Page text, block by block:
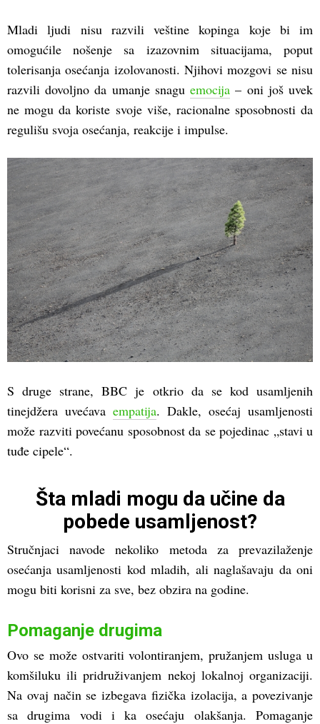
Mladi ljudi nisu razvili veštine kopinga koje bi im
omogućile nošenje sa izazovnim situacijama, poput
tolerisanja osećanja izolovanosti. Njihovi mozgovi se nisu
razvili dovoljno da umanje snaguemocija – oni još uvek
ne mogu da koriste svoje više, racionalne sposobnosti da
regulišu svoja osećanja, reakcije i impulse.
S druge strane, BBC je otkrio da se kod usamljenih
tinejdžera uvećava empatija. Dakle, osećaj usamljenosti
može razviti povećanu sposobnost da se pojedinac „stavi u
tuđe cipele“.
Šta mladi mogu da učine da
pobede usamljenost?
Stručnjaci navode nekoliko metoda za prevazilaženje
osećanja usamljenosti kod mladih, ali naglašavaju da oni
mogu biti korisni za sve, bez obzira na godine.
Pomaganje drugima
Ovo se može ostvariti volontiranjem, pružanjem usluga u
komšiluku ili pridruživanjem nekoj lokalnoj organizaciji.
Na ovaj način se izbegava fizička izolacija, a povezivanje
sa drugima vodi i ka osećaju olakšanja. Pomaganje